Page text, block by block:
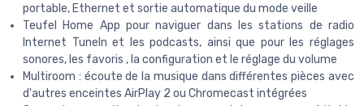
portable, Ethernet et sortie automatique du mode veille
Teufel Home App pour naviguer dans les stations de radio
Internet TuneIn et les podcasts, ainsi que pour les réglages
sonores, les favoris , la configuration et le réglage du volume
Multiroom : écoute de la musique dans différentes pièces avec
d'autres enceintes AirPlay 2 ou Chromecast intégrées